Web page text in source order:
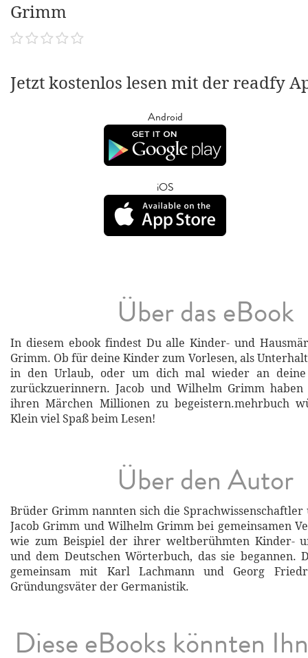
Grimm
Jetzt kostenlos lesen mit der readfy
Android
iOS
Über das eBook
In diesem ebook findest Du alle Kinder- und
Grimm. Ob für deine Kinder zum Vorlesen, als
in den Urlaub, oder um dich mal wieder an deine
zurückzuerinnern. Jacob und Wilhelm Grimm
ihren Märchen Millionen zu begeistern.mehrbuch
Klein viel Spaß beim Lesen!
Über den Autor
Brüder Grimm nannten sich die
Jacob Grimm und Wilhelm Grimm bei gemeinsamen
wie zum Beispiel der ihrer weltberühmten Kinder-
und dem Deutschen Wörterbuch, das sie begannen.
gemeinsam mit Karl Lachmann und Georg
Gründungsväter der Germanistik.
Diese eBooks könnten